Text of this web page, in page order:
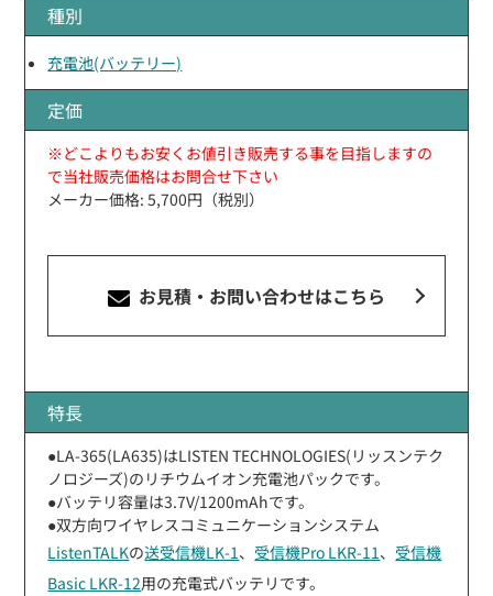
種別
充電池(バッテリー)
定価
※どこよりもお安くお値引き販売する事を目指しますの
で当社販売価格はお問合せ下さい
メーカー価格: 5,700円（税別）
お見積・お問い合わせはこちら
特長
●LA-365(LA635)はLISTEN TECHNOLOGIES(リッスンテク
ノロジーズ)のリチウムイオン充電池パックです。
●バッテリ容量は3.7V/1200mAhです。
●双方向ワイヤレスコミュニケーションシステム
ListenTALKの送受信機LK-1 、 受信機Pro LKR-11 、 受信機
Basic LKR-12用の充電式バッテリです。